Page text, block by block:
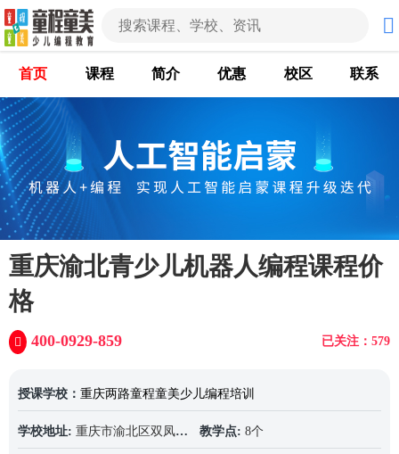
首页 课程 简介 优惠 校区 联系
重庆渝北青少儿机器人编程课程价
格
已关注：579
400-0929-859
授课学校： 重庆两路童程童美少儿编程培训
学校地址: 重庆市渝北区双凤桥街道金航路1号金港国际7幢-1-1号L-2号商铺 教学点: 8个